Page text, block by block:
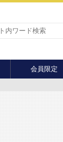
会員限定